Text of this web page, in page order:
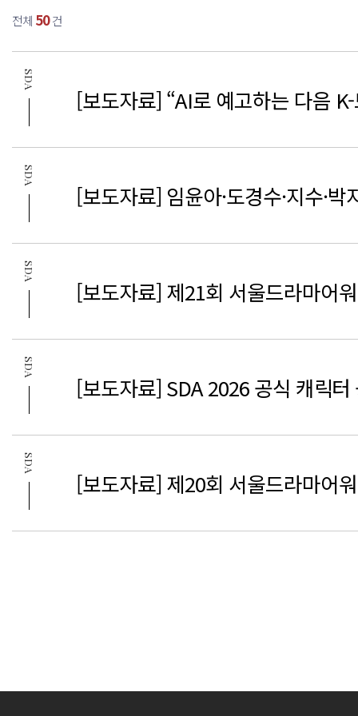
전체 50건
SDA
[보도자료] “AI로 예고하는 다음
SDA
[보도자료] 임윤아·도경수·지수·
SDA
[보도자료] 제21회 서울드라마어
SDA
[보도자료] SDA 2026 공식 캐릭
SDA
[보도자료] 제20회 서울드라마어